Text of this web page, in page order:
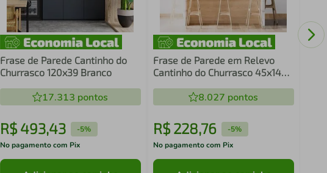
Frase de Parede Cantinho do
Churrasco 120x39 Branco
17.313 pontos
R$ 493,43 -5%
No pagamento com Pix
Frase de Parede em Relevo
Cantinho do Churrasco 45x14
8.027 pontos
R$ 228,76 -5%
No pagamento com Pix